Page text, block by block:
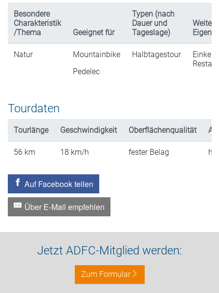
Besondere
Charakteristik
/Thema
Geeignet für
Typen (nach
Dauer und
Tageslage)
Weitere
Natur
Mountainbike
Pedelec
Halbtagestour
Tourdaten
Tourlänge Geschwindigkeit Oberflächenqualität
56 km 18 km/h fester Belag
Auf Facebook teilen
Über E-Mail empfehlen
Jetzt ADFC-Mitglied werden:
Zum Formular